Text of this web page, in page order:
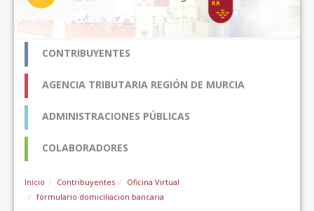
CONTRIBUYENTES
AGENCIA TRIBUTARIA REGIÓN DE MURCIA
ADMINISTRACIONES PÚBLICAS
COLABORADORES
Inicio Contribuyentes
Oficina Virtual
formulario domiciliacion bancaria